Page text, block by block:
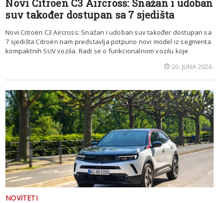
Novi Citroën C3 Aircross: Snažan i udoban
suv također dostupan sa 7 sjedišta
Novi Citroën C3 Aircross: Snažan i udoban suv također dostupan sa
7 sjedišta Citroën nam predstavlja potpuno novi model iz segmenta
kompaktnih SUV vozila. Radi se o funkcionalnom vozilu koje
20. JUNA 2024.
NOVITETI